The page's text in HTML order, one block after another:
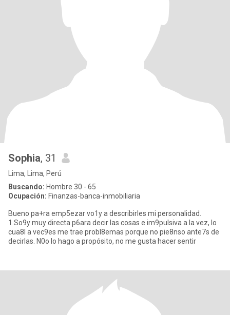
Sophia, 31
Lima, Lima, Perú
Buscando: Hombre 30 - 65
Ocupación: Finanzas-banca-inmobiliaria
Bueno pa+ra emp5ezar vo1y a describirles mi personalidad.
1.So9y muy directa p6ara decir las cosas e im9pulsiva a la vez, lo
cua8l a vec9es me trae probl8emas porque no pie8nso ante7s de
decirlas. N0o lo hago a propósito, no me gusta hacer sentir